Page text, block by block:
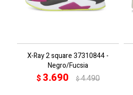
X-Ray 2 square 37310844 -
Negro/Fucsia
$3.690 $4.490